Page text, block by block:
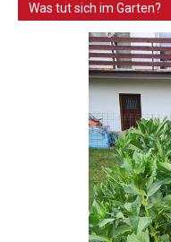
Was tut sich im Garten?